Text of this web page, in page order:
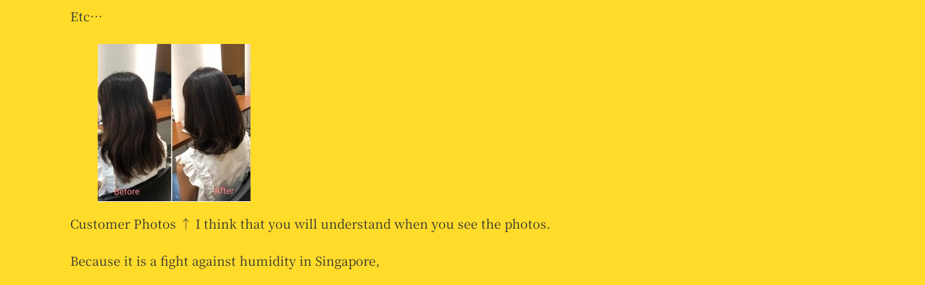
Etc…
Customer Photos ↑ I think that you will understand when you see the photos.
Because it is a fight against humidity in Singapore,